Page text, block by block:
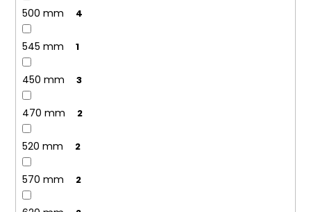
500 mm 4
545 mm 1
450 mm 3
470 mm 2
520 mm 2
570 mm 2